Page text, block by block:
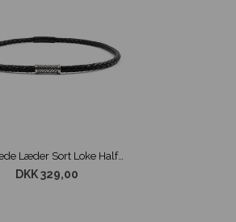
Halskæde Læder Sort Loke Halfdan 6 mm
DKK 329,00